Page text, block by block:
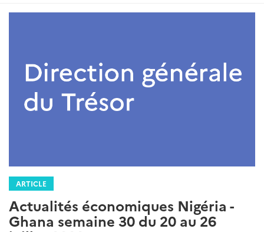
ARTICLE
Actualités économiques Nigéria -
Ghana semaine 30 du 20 au 26